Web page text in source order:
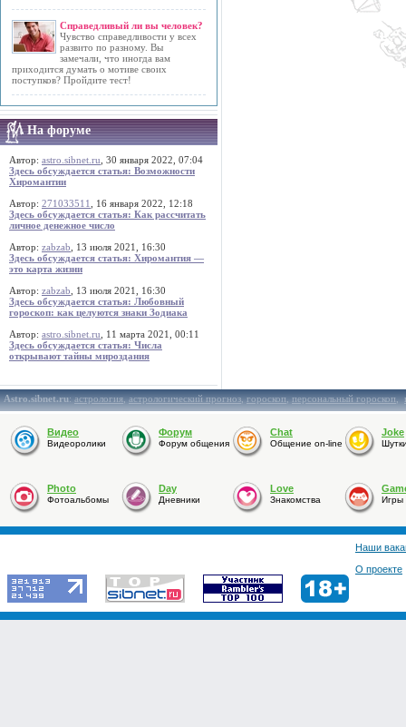
Справедливый ли вы человек?
Чувство справедливости у всех
развито по разному. Вы
замечали, что иногда вам
приходится думать о мотиве своих
поступков? Пройдите тест!
На форуме
Автор: astro.sibnet.ru , 30 января 2022, 07:04
Здесь обсуждается статья: Возможности
Хиромантии
Автор: 271033511
, 16 января 2022, 12:18
Здесь обсуждается статья: Как рассчитать
личное денежное число
Автор: zabzab , 13 июля 2021, 16:30
Здесь обсуждается статья: Хиромантия —
это карта жизни
Автор: zabzab , 13 июля 2021, 16:30
Здесь обсуждается статья: Любовный
гороскоп: как целуются знаки Зодиака
Автор: astro.sibnet.ru , 11 марта 2021, 00:11
Здесь обсуждается статья: Числа
открывают тайны мироздания
Astro.sibnet.ru:астрология,астрологический прогноз,гороскоп,персональный гороскоп,
Видео
Видеоролики
Форум
Форум общения
Chat
Общение on-line
Joke
Photo
Фотоальбомы
Day
Дневники
Love
Знакомства Игры
Наши
О проекте